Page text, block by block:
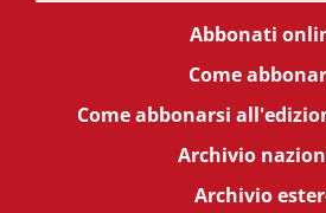
Abbonati
Come
Come abbonarsi
Archivio
Archivio